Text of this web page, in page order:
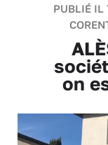
PUBLIÉ IL
on